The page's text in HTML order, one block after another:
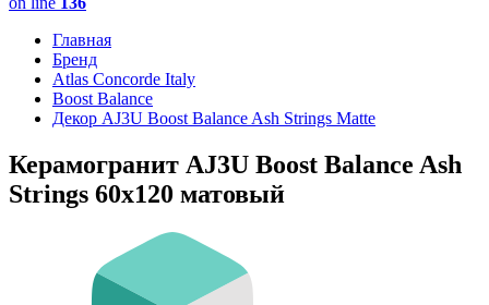
Главная
Бренд
Atlas Concorde Italy
Boost Balance
Декор AJ3U Boost Balance Ash Strings Matte
Керамогранит AJ3U Boost Balance Ash
Strings 60x120 матовый